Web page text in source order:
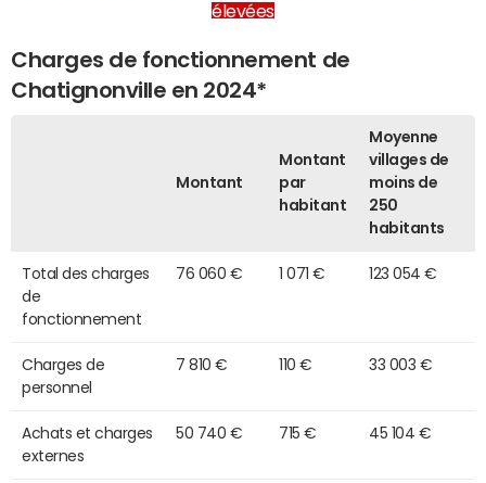
élevées
Charges de fonctionnement de
Chatignonville en 2024*
Montant
Montant
par
habitant
Moyenne
villages de
moins de
250
habitants
Total des charges
de
fonctionnement
76 060 € 1 071 € 123 054 €
Charges de
personnel
7 810 € 110 € 33 003 €
Achats et charges
externes
50 740 € 715 € 45 104 €